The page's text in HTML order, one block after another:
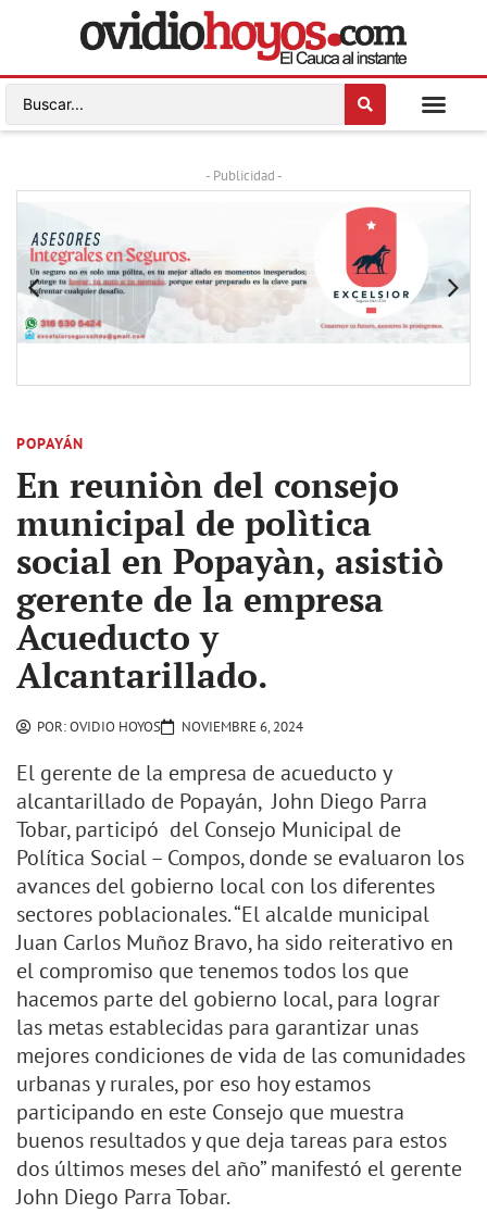
- Publicidad -
POPAYÁN
En reuniòn del consejo
municipal de polìtica
social en Popayàn, asistiò
gerente de la empresa
Acueducto y
Alcantarillado.
POR:OVIDIO HOYOS NOVIEMBRE 6, 2024
El gerente de la empresa de acueducto y
alcantarillado de Popayán, John Diego Parra
Tobar, participó del Consejo Municipal de
Política Social – Compos, donde se evaluaron los
avances del gobierno local con los diferentes
sectores poblacionales. “El alcalde municipal
Juan Carlos Muñoz Bravo, ha sido reiterativo en
el compromiso que tenemos todos los que
hacemos parte del gobierno local, para lograr
las metas establecidas para garantizar unas
mejores condiciones de vida de las comunidades
urbanas y rurales, por eso hoy estamos
participando en este Consejo que muestra
buenos resultados y que deja tareas para estos
dos últimos meses del año” manifestó el gerente
John Diego Parra Tobar.